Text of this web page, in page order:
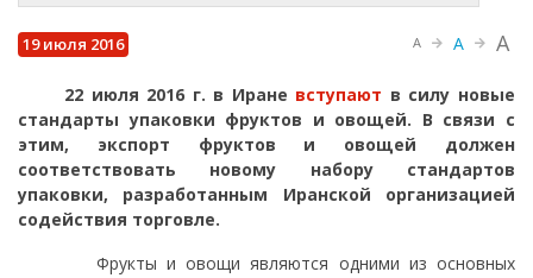
19 июля 2016 A A A
22 июля 2016 г. в Иране вступают в силу новые
стандарты упаковки фруктов и овощей. В связи с
этим, экспорт фруктов и овощей должен
соответствовать новому набору стандартов
упаковки, разработанным Иранской организацией
содействия торговле.
Фрукты и овощи являются одними из основных